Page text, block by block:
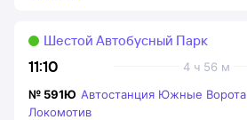
11:10 4 ч 56 м
Шестой Автобусный Парк
№ 591Ю Автостанция Южные Ворота
Локомотив